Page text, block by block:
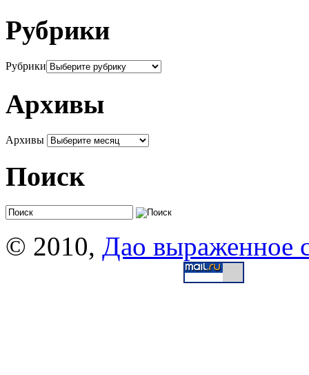
Рубрики
Рубрики
Архивы
Архивы
Поиск
© 2010, Дао выраженное